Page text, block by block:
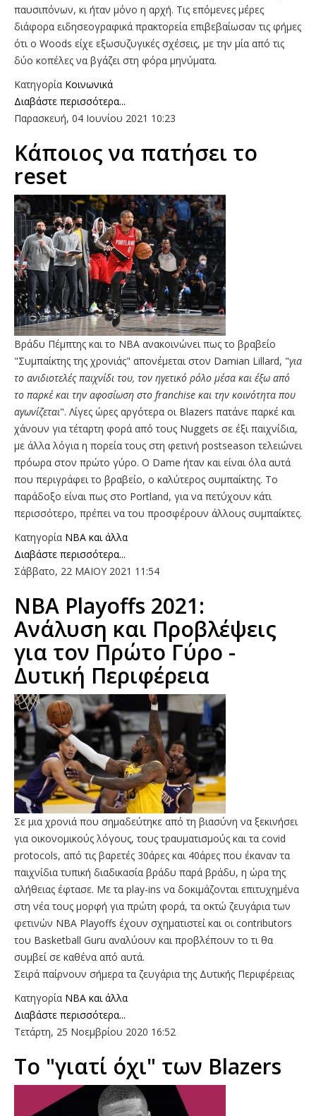
παυσιπόνων, κι ήταν μόνο η αρχή. Τις επόμενες μέρες
διάφορα ειδησεογραφικά πρακτορεία επιβεβαίωσαν τις φήμες
ότι ο Woods είχε εξωσυζυγικές σχέσεις, με την μία από τις
δύο κοπέλες να βγάζει στη φόρα μηνύματα.
Κατηγορία Κοινωνικά
Διαβάστε περισσότερα...
Παρασκευή, 04 Ιουνίου 2021 10:23
Kάποιος να πατήσει το
reset
Βράδυ Πέμπτης και το ΝΒΑ ανακοινώνει πως το βραβείο
"Συμπαίκτης της χρονιάς" απονέμεται στον Damian Lillard, "για
το ανιδιοτελές παιχνίδι του, τον ηγετικό ρόλο μέσα και έξω από
το παρκέ και την αφοσίωση στο franchise και την κοινότητα που
αγωνίζεται". Λίγες ώρες αργότερα οι Blazers πατάνε παρκέ και
χάνουν για τέταρτη φορά από τους Nuggets σε έξι παιχνίδια,
με άλλα λόγια η πορεία τους στη φετινή postseason τελειώνει
πρόωρα στον πρώτο γύρο. Ο Dame ήταν και είναι όλα αυτά
που περιγράφει το βραβείο, ο καλύτερος συμπαίκτης. Το
παράδοξο είναι πως στο Portland, για να πετύχουν κάτι
περισσότερο, πρέπει να του προσφέρουν άλλους συμπαίκτες.
Κατηγορία NBA και άλλα
Διαβάστε περισσότερα...
Σάββατο, 22 ΜΑΙΟΥ 2021 11:54
ΝΒΑ Playoffs 2021:
Ανάλυση και Προβλέψεις
για τον Πρώτο Γύρο -
Δυτική Περιφέρεια
Σε μια χρονιά που σημαδεύτηκε από τη βιασύνη να ξεκινήσει
για οικονομικούς λόγους, τους τραυματισμούς και τα covid
protocols, από τις βαρετές 30άρες και 40άρες που έκαναν τα
παιχνίδια τυπική διαδικασία βράδυ παρά βράδυ, η ώρα της
αλήθειας έφτασε. Με τα play-ins να δοκιμάζονται επιτυχημένα
στη νέα τους μορφή για πρώτη φορά, τα οκτώ ζευγάρια των
φετινών NBA Playoffs έχουν σχηματιστεί και οι contributors
του Basketball Guru αναλύουν και προβλέπουν το τι θα
συμβεί σε καθένα από αυτά.
Σειρά παίρνουν σήμερα τα ζευγάρια της Δυτικής Περιφέρειας
Κατηγορία NBA και άλλα
Διαβάστε περισσότερα...
Τετάρτη, 25 Νοεμβρίου 2020 16:52
To "γιατί όχι" των Blazers